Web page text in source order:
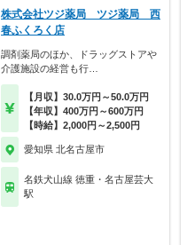
株式会社ツジ薬局 ツジ薬局 西
春ふくろく店
調剤薬局のほか、ドラッグストアや
介護施設の経営も行…
【月収】30.0万円～50.0万円
【年収】400万円～600万円
【時給】2,000円～2,500円
愛知県 北名古屋市
名鉄犬山線 徳重・名古屋芸大
駅